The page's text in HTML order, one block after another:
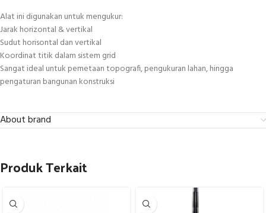
Alat ini digunakan untuk mengukur:
Jarak horizontal & vertikal
Sudut horisontal dan vertikal
Koordinat titik dalam sistem grid
Sangat ideal untuk pemetaan topografi, pengukuran lahan, hingga
pengaturan bangunan konstruksi
About brand
Produk Terkait